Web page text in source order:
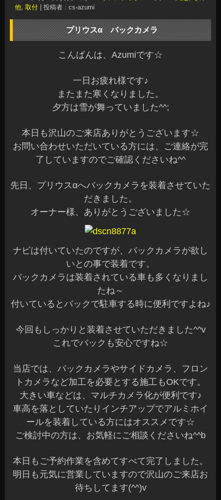
他, 取付 投稿者 : cs-azumi
プリウスα バックカメラ
こんばんは、Azumiです☆
一日お疲れ様です♪
またまた寒くなりました。
夕方は雪が舞っていました^^;
本日も沢山のご来店ありがとうございます☆
お問い合わせいただいている方には、ご連絡が完
了していますのでご確認くださいね^^
先日、プリウスαへバックカメラを装着させていた
だきました。
オーナー様、ありがとうございました☆
ナビは付いていたのですが、バックカメラが欲し
いとの事で装着です。
バックカメラは装着されている車も多くなりまし
たね～
付いているとバックで駐車する時に便利ですよね♪
今回もしっかりと装着させていただきました^^v
これでバックも安心ですね☆
当店では、バックカメラやサイドカメラ、フロン
トカメラなど加工を必要とする施工もOKです。
大きい車などは、マルチカメラ化が便利です♪
車高を落としていたりインチアップでアルミホイ
ールを装着している方にはオススメです☆
ご検討中の方は、お気軽にご相談くださいね^^b
本日もご予約作業を含めてすべて完了しました。
明日も元気に営業していますので沢山のご来店お
待ちしてます(^^)v